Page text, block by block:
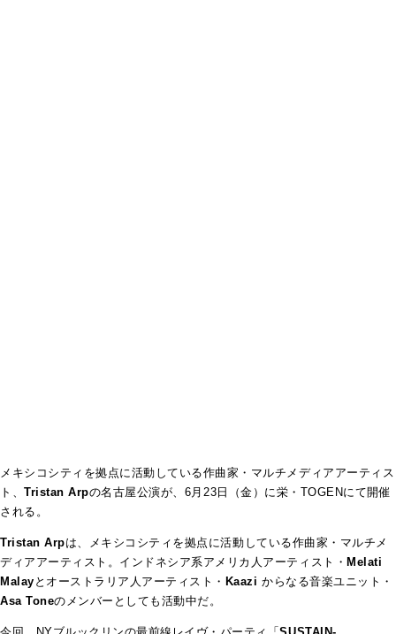
メキシコシティを拠点に活動している作曲家・マルチメディアアーティス
ト、Tristan Arpの名古屋公演が、6月23日（金）に栄・TOGENにて開催
される。
Tristan Arpは、メキシコシティを拠点に活動している作曲家・マルチメ
ディアアーティスト。インドネシア系アメリカ人アーティスト・ Melati
Malay とオーストラリア人アーティスト・ Kaazi からなる音楽ユニット・
Asa Toneのメンバーとしても活動中だ。